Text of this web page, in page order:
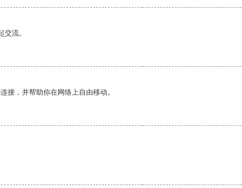
流。
接，并帮助你在网络上自由移动。